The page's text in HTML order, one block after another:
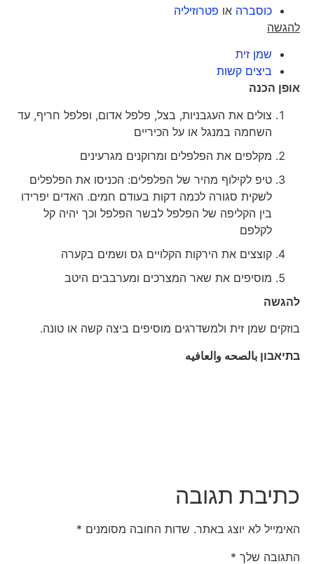
כוסברהאו פטרוזיליה
להגשה
שמן זית
ביצים קשות
אופן הכנה
צולים את העגבניות, בצל, פלפל אדום, ופלפל חריף, עד
השחמה במנגל או על הכיריים
מקלפים את הפלפלים ומרוקנים מגרעינים
טיפ לקילוף מהיר של הפלפלים: הכניסו את הפלפלים
לשקית סגורה לכמה דקות בעודם חמים. האדים יפרידו
בין הקליפה של הפלפל לבשר הפלפל וכך יהיה קל
לקלפם
קוצצים את הירקות הקלויים גס ושמים בקערה
מוסיפים את שאר המצרכים ומערבבים היטב
להגשה
בוזקים שמן זית ולמשדרגים מוסיפים ביצה קשה או טונה.
בתיאבוןبالصحه والعافيه
כתיבת תגובה
האימייל לא יוצג באתר. שדות החובה מסומנים*
התגובה שלך*